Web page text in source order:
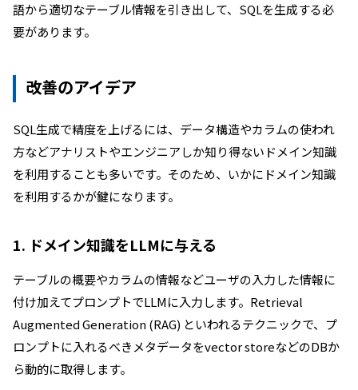
語から適切なテーブル情報を引き出して、SQLを生成する必
要があります。
改善のアイデア
SQL生成で精度を上げるには、データ構造やカラムの使われ
方などアナリストやエンジニアしか知り得ないドメイン知識
を利用することも多いです。そのため、いかにドメイン知識
を利用するかが鍵になります。
1. ドメイン知識をLLMに与える
テーブルの概要やカラムの情報などユーザの入力した情報に
付け加えてプロンプトでLLMに入力します。Retrieval
Augmented Generation (RAG) といわれるテクニックで、プ
ロンプトに入れるべきメタデータをvector storeなどのDBか
ら動的に取得します。